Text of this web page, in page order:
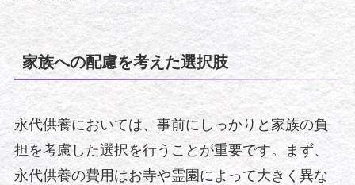
家族への配慮を考えた選択肢
永代供養においては、事前にしっかりと家族の負
担を考慮した選択を行うことが重要です。まず、
永代供養の費用はお寺や霊園によって大きく異な